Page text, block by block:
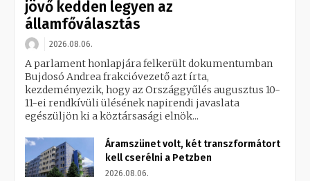
jövő kedden legyen az
államfőválasztás
2026.08.06.
A parlament honlapjára felkerült dokumentumban
Bujdosó Andrea frakcióvezető azt írta,
kezdeményezik, hogy az Országgyűlés augusztus 10-
11-ei rendkívüli ülésének napirendi javaslata
egészüljön ki a köztársasági elnök...
Áramszünet volt, két transzformátort
kell cserélni a Petzben
2026.08.06.